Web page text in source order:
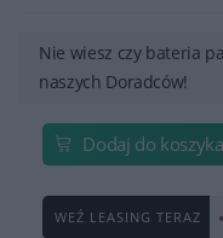
Nie wiesz czy bateria
naszych Doradców!
Dodaj do koszyka
WEŹ LEASING TERAZ